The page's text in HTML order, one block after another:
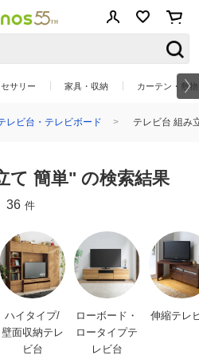
サリー 家具・収納 カーテン・敷
レビ台・テレビボード テレビ台 組み
て 簡単" の検索結果
36 件
ハイタイプ/
壁面収納テレ
ビ台
ローボード・
ロータイプテ
レビ台
伸縮テレ